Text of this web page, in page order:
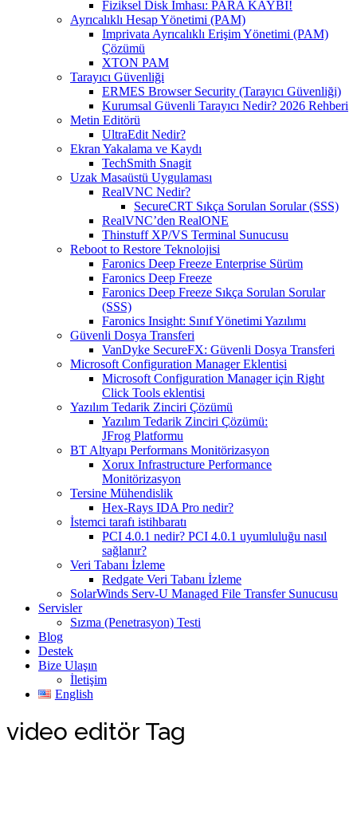
Fiziksel Disk İmhası: PARA KAYBI!
Ayrıcalıklı Hesap Yönetimi (PAM)
Imprivata Ayrıcalıklı Erişim Yönetimi (PAM)
Çözümü
XTON PAM
Tarayıcı Güvenliği
ERMES Browser Security (Tarayıcı Güvenliği)
Kurumsal Güvenli Tarayıcı Nedir? 2026 Rehberi
Metin Editörü
UltraEdit Nedir?
Ekran Yakalama ve Kaydı
TechSmith Snagit
Uzak Masaüstü Uygulaması
RealVNC Nedir?
SecureCRT Sıkça Sorulan Sorular (SSS)
RealVNC’den RealONE
Thinstuff XP/VS Terminal Sunucusu
Reboot to Restore Teknolojisi
Faronics Deep Freeze Enterprise Sürüm
Faronics Deep Freeze
Faronics Deep Freeze Sıkça Sorulan Sorular
(SSS)
Faronics Insight: Sınıf Yönetimi Yazılımı
Güvenli Dosya Transferi
VanDyke SecureFX: Güvenli Dosya Transferi
Microsoft Configuration Manager Eklentisi
Microsoft Configuration Manager için Right
Click Tools eklentisi
Yazılım Tedarik Zinciri Çözümü
Yazılım Tedarik Zinciri Çözümü:
JFrog Platformu
BT Altyapı Performans Monitörizasyon
Xorux Infrastructure Performance
Monitörizasyon
Tersine Mühendislik
Hex-Rays IDA Pro nedir?
İstemci tarafı istihbaratı
PCI 4.0.1 nedir? PCI 4.0.1 uyumluluğu nasıl
sağlanır?
Veri Tabanı İzleme
Redgate Veri Tabanı İzleme
SolarWinds Serv-U Managed File Transfer Sunucusu
Servisler
Sızma (Penetrasyon) Testi
Blog
Destek
Bize Ulaşın
İletişim
English
video editör Tag